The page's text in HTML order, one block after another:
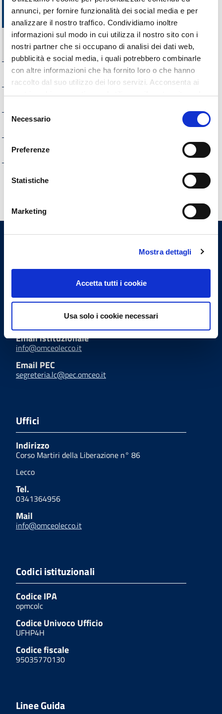
annunci, per fornire funzionalità dei social media e per
analizzare il nostro traffico. Condividiamo inoltre
informazioni sul modo in cui utilizza il nostro sito con i
nostri partner che si occupano di analisi dei dati web,
pubblicità e social media, i quali potrebbero combinarle
con altre informazioni che ha fornito loro o che hanno
raccolto dal suo utilizzo dei loro servizi. Acconsenta ai
nostri cookie se continua ad utilizzare il nostro sito web.
delNecessario
Preferenze
Statistiche
Marketing
Mostra dettagli
Accetta tutti i cookie
Usa solo i cookie necessari
Organi di revisione amministrativa e
contabile
Organismi indipendenti di valutazione, nuclei di
valutazione o altri organismi con funzioni analoghe
Servizi erogati
Pagamenti dell'Amministrazione
Opere pubbliche
Interventi straordinari e di emergenza
Altri contenuti
Ordine Provinciale dei Medici
Chirurghi e degli Odontoiatri
di Lecco
Indirizzi email
Email istituzionale
info@omceolecco.it
Email PEC
segreteria.lc@pec.omceo.it
Uffici
Indirizzo
Corso Martiri della Liberazione n° 86
Lecco
Tel.
0341364956
Mail
info@omceolecco.it
Codici istituzionali
Codice IPA
opmcolc
Codice Univoco Ufficio
UFHP4H
Codice fiscale
95035770130
Linee Guida